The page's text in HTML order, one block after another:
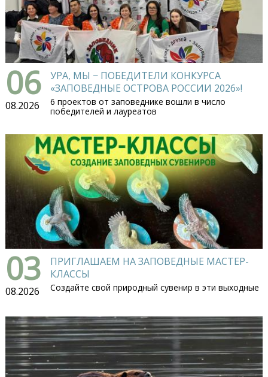
06
08.2026
УРА, МЫ − ПОБЕДИТЕЛИ КОНКУРСА
«ЗАПОВЕДНЫЕ ОСТРОВА РОССИИ 2026»!
6 проектов от заповеднике вошли в число
победителей и лауреатов
03
08.2026
ПРИГЛАШАЕМ НА ЗАПОВЕДНЫЕ МАСТЕР-
КЛАССЫ
Создайте свой природный сувенир в эти выходные